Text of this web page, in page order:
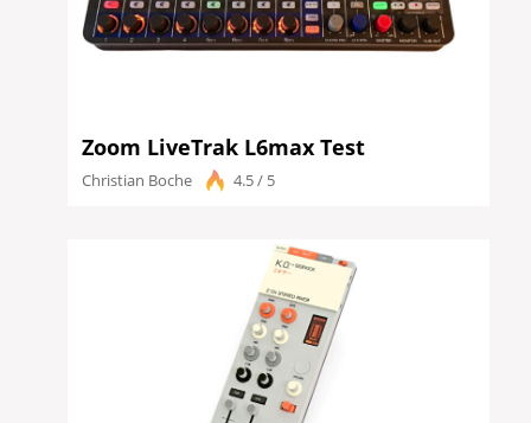
Zoom LiveTrak L6max Test
Christian Boche 4.5 / 5